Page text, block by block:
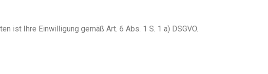
ist Ihre Einwilligung gemäß Art. 6 Abs. 1 S. 1 a) DSGVO.